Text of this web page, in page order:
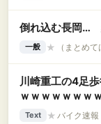
倒れ込む長岡…
一般 ★ （まとめ
川崎重工の4足
ｗｗｗｗｗｗｗ
Text ★ バイク速